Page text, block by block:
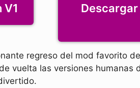
V1
Descargar
regreso del mod favorito
vuelta las versiones humanas